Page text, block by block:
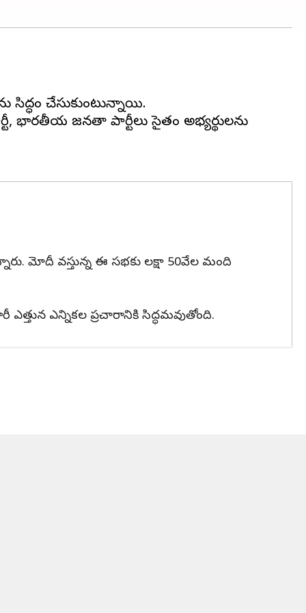
చేసుకుంటున్నాయి.
భారతీయ జనతా పార్టీలు సైతం అభ్యర్థులను
మోదీ వస్తున్న ఈ సభకు లక్షా 50వేల మంది
ఎన్నికల ప్రచారానికి సిద్ధమవుతోంది.